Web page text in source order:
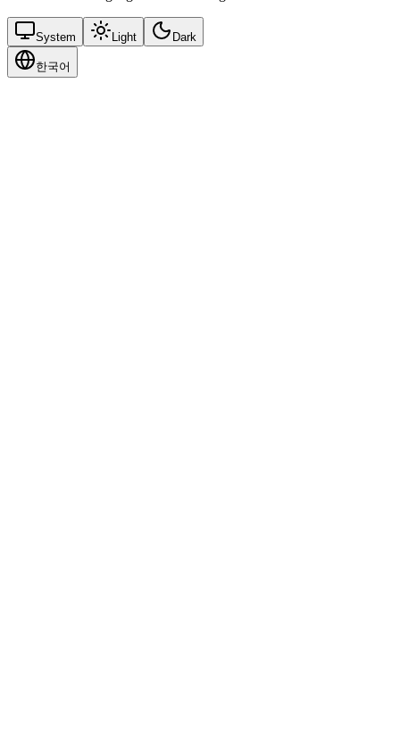
System Light Dark
한국어